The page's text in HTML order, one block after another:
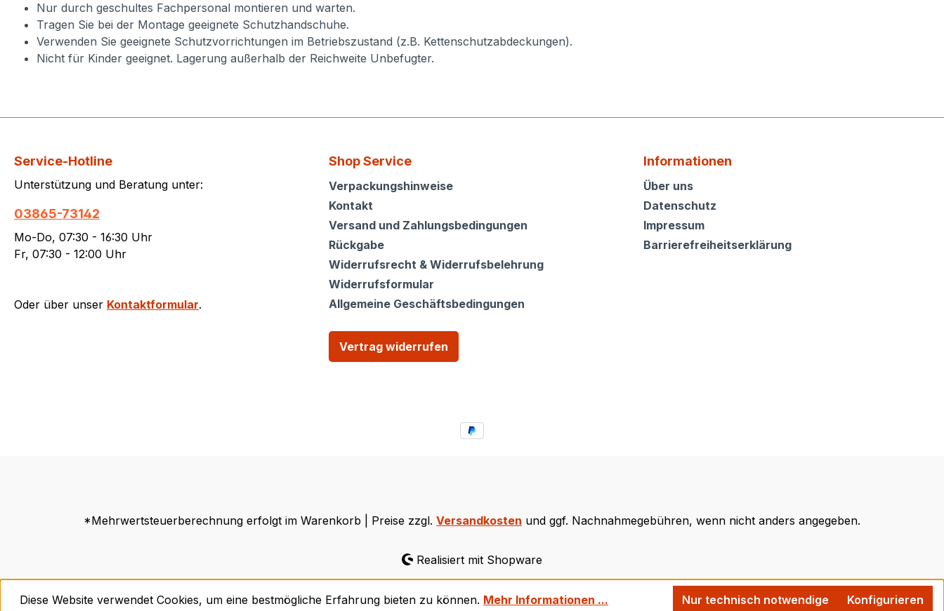
Nur durch geschultes Fachpersonal montieren und warten.
Tragen Sie bei der Montage geeignete Schutzhandschuhe.
Verwenden Sie geeignete Schutzvorrichtungen im Betriebszustand (z.B. Kettenschutzabdeckungen).
Nicht für Kinder geeignet. Lagerung außerhalb der Reichweite Unbefugter.
Service-Hotline
Unterstützung und Beratung unter:
03865-73142
Mo-Do, 07:30 - 16:30 Uhr
Fr, 07:30 - 12:00 Uhr
Oder über unser Kontaktformular.
Shop Service
Shop Service
Verpackungshinweise
Kontakt
Versand und Zahlungsbedingungen
Rückgabe
Widerrufsrecht & Widerrufsbelehrung
Widerrufsformular
Allgemeine Geschäftsbedingungen
Vertrag widerrufen
Informationen
Informationen
Über uns
Datenschutz
Impressum
Barrierefreiheitserklärung
*Mehrwertsteuerberechnung erfolgt im Warenkorb | Preise zzgl. Versandkosten und ggf. Nachnahmegebühren, wenn nicht anders angegeben.
Realisiert mit Shopware
Diese Website verwendet Cookies, um eine bestmögliche Erfahrung bieten zu können. Mehr Informationen ... Nur technisch notwendige Konfigurieren